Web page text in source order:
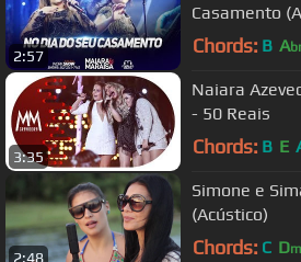
2:57
Casamento
Chords: B A
3:35
Naiara
- 50 Reais
Chords: B E
2:48
Simone e
(Acústico)
Chords: C Dm